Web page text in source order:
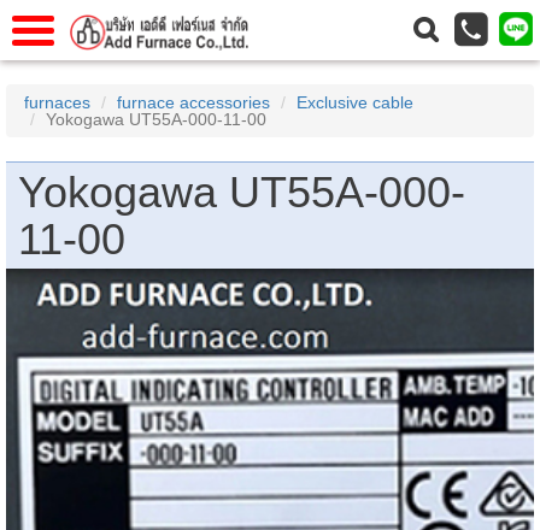
บเราAbout Us
Service
Contact Us
furnaces furnace accessories
Exclusive cable
Yokogawa UT55A-000-11-00
Yokogawa UT55A-000-
11-00